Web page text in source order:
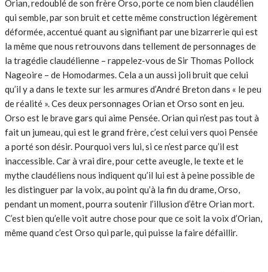
Orian, redoublé de son frère Orso, porte ce nom bien claudélien
qui semble, par son bruit et cette même construction légèrement
déformée, accentué quant au signifiant par une bizarrerie qui est
la même que nous retrouvons dans tellement de personnages de
la tragédie claudélienne – rappelez-vous de Sir Thomas Pollock
Nageoire – de Homodarmes. Cela a un aussi joli bruit que celui
qu’il y a dans le texte sur les armures d’André Breton dans « le peu
de réalité ». Ces deux personnages Orian et Orso sont en jeu.
Orso est le brave gars qui aime Pensée. Orian qui n’est pas tout à
fait un jumeau, qui est le grand frère, c’est celui vers quoi Pensée
a porté son désir. Pourquoi vers lui, si ce n’est parce qu’il est
inaccessible. Car à vrai dire, pour cette aveugle, le texte et le
mythe claudéliens nous indiquent qu’il lui est à peine possible de
les distinguer par la voix, au point qu’à la fin du drame, Orso,
pendant un moment, pourra soutenir l’illusion d’être Orian mort.
C’est bien qu’elle voit autre chose pour que ce soit la voix d’Orian,
même quand c’est Orso qui parle, qui puisse la faire défaillir.